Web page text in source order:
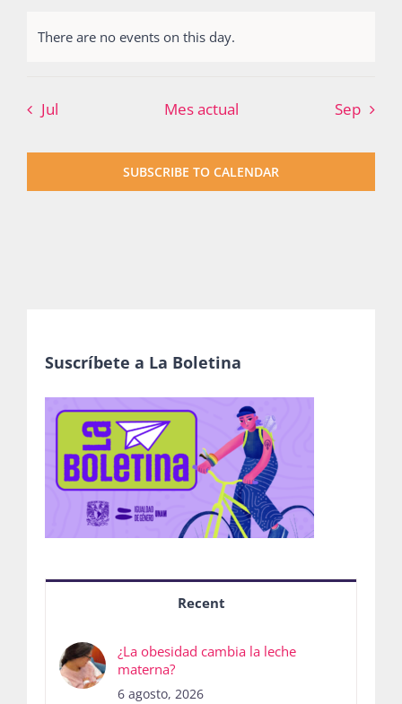
Bienvenida generación 2027-1
There are no events on this day.
Jul Mes actual Sep
SUBSCRIBE TO CALENDAR
Suscríbete a La Boletina
Recent
¿La obesidad cambia la leche
materna?
6 agosto, 2026